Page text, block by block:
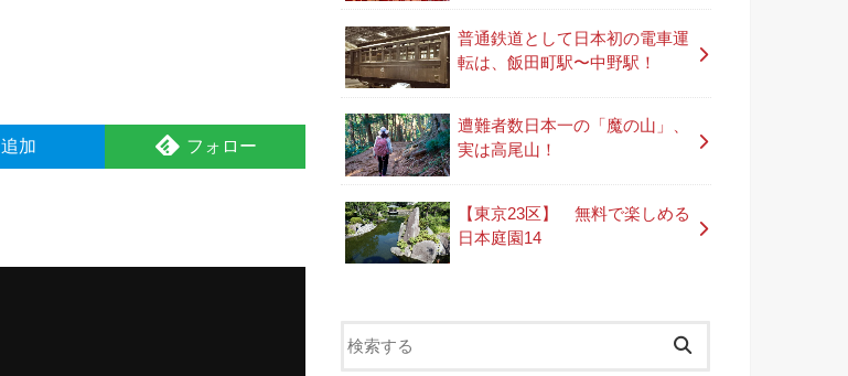
追加 フォロー
普通鉄道として日本初の電車運
転は、飯田町駅〜中野駅！
遭難者数日本一の「魔の山」、
実は高尾山！
【東京23区】 無料で楽しめる
日本庭園14